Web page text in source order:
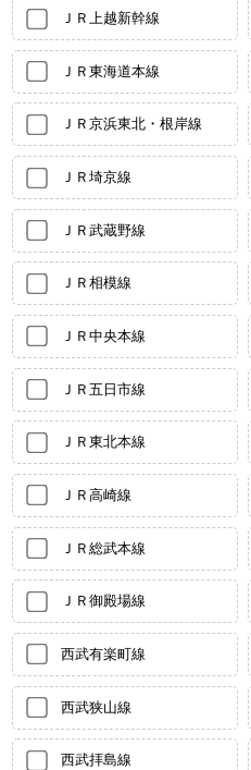
ＪＲ上越新幹線
ＪＲ東海道本線
ＪＲ京浜東北・根岸線
ＪＲ埼京線
ＪＲ武蔵野線
ＪＲ相模線
ＪＲ中央本線
ＪＲ五日市線
ＪＲ東北本線
ＪＲ高崎線
ＪＲ総武本線
ＪＲ御殿場線
西武有楽町線
西武狭山線
西武拝島線